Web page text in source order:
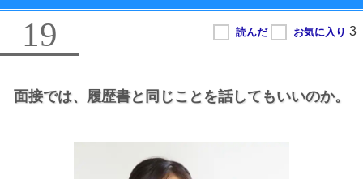
19
面接では、 履歴書と同じことを話してもいいのか。